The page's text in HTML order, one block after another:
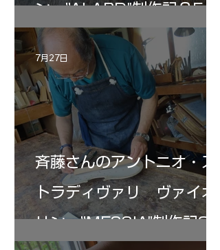
ン ”ALARD"制作記３5
斉藤さんのアントニオ・ス
トラディヴァリ ヴァイオ
リン ”MESSIA"制作記33
7月27日